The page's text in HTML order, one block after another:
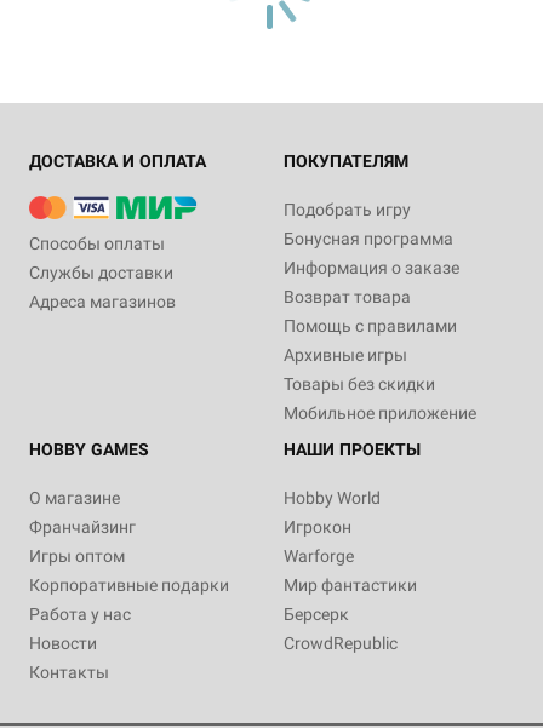
ДОСТАВКА И ОПЛАТА
Способы оплаты
Службы доставки
Адреса магазинов
ПОКУПАТЕЛЯМ
Подобрать игру
Бонусная программа
Информация о заказе
Возврат товара
Помощь с правилами
Архивные игры
Товары без скидки
Мобильное приложение
HOBBY GAMES
О магазине
Франчайзинг
Игры оптом
Корпоративные подарки
Работа у нас
Новости
Контакты
НАШИ ПРОЕКТЫ
Hobby World
Игрокон
Warforge
Мир фантастики
Берсерк
CrowdRepublic